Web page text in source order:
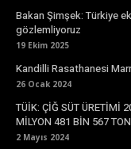
Bakan Şimşek: Türkiye
gözlemliyoruz
19 Ekim 2025
Kandilli Rasathanesi
26 Ocak 2024
TÜİK: ÇİĞ SÜT ÜRETİMİ
MİLYON 481 BİN 567
2 Mayıs 2024